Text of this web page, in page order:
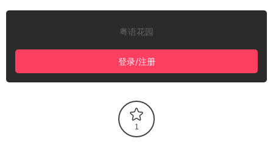
粤语花园
登录/注册
1